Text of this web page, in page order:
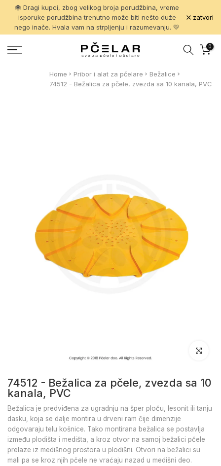
Pređi
sadržaj
🐝 Dragi kupci, zbog velikog broja porudžbina, vreme
isporuke porudžbina trenutno može biti nešto duže
nego inače. Hvala vam na strpljenju i razumevanju. 💛
zatvori
0
Home Pribor i alat za pčelare
Bežalice
74512 - Bežalica za pčele, zvezda sa 10 kanala, PVC
Klikni da
74512 - Bežalica za pčele, zvezda sa 10
kanala, PVC
Bežalica je predviđena za ugradnju na šper ploču, lesonit ili tanju
dasku, koja se dalje montira u drveni ram čije dimenzije
odgovaraju telu košnice. Tako montirana bežalica se postavlja
između plodišta i medišta, a kroz otvor na samoj bežalici pčele
prelaze iz medišnog prostora u plodišni. Otvori na bežalici su
mali pa se kroz njih pčele ne vraćaju nazad u medišni deo.